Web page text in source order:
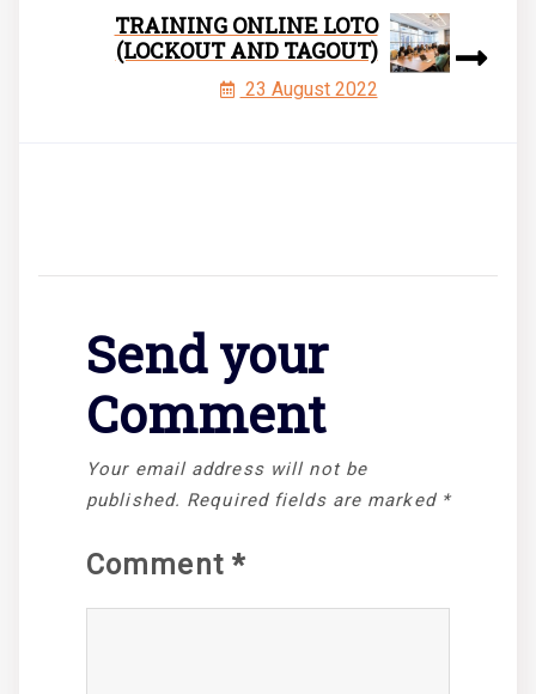
TRAINING ONLINE LOTO
(LOCKOUT AND TAGOUT)
23 August 2022
Send your
Comment
Your email address will not be
published. Required fields are marked *
Comment *